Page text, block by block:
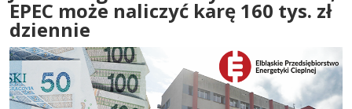
EPEC może naliczyć karę 160 tys. zł
dziennie